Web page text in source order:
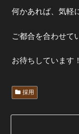
何かあれば、気軽
ご都合を合わせて
お待ちしています
採用